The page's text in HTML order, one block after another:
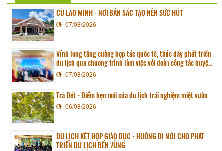
CÙ LAO MINH - NƠI BẢN SẮC TẠO NÊN SỨC HÚT
07/08/2026
Vĩnh long tăng cường hợp tác quốc tế, thúc đẩy phát triển
du lịch qua chương trình làm việc với đoàn công tác huyện
Sunchang (Hàn quốc)
07/08/2026
Trà Đét - Điểm hẹn mới của du lịch trải nghiệm miệt vườn
06/08/2026
DU LỊCH KẾT HỢP GIÁO DỤC - HƯỚNG ĐI MỚI CHO PHÁT
TRIỂN DU LỊCH BỀN VỮNG